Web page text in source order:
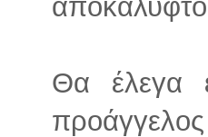
Θα έλεγα
προάγγελος